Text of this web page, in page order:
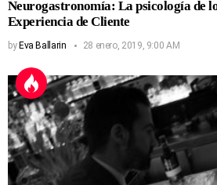
Neurogastronomía: La psicología de
Experiencia de Cliente
by Eva Ballarin 28 enero, 2019, 9:00 AM